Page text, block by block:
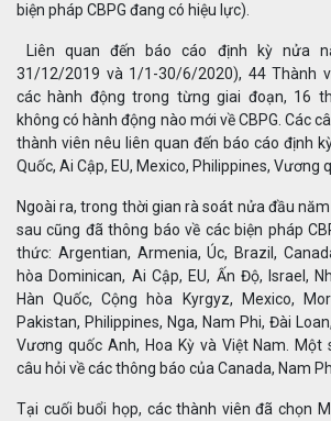
biện pháp CBPG đang có hiệu lực).
Liên quan đến báo cáo định kỳ nửa
31/12/2019 và 1/1-30/6/2020), 44 Thành
các hành động trong từng giai đoạn, 16
không có hành động nào mới về CBPG. Các
thành viên nêu liên quan đến báo cáo định
Quốc, Ai Cập, EU, Mexico, Philippines, Vương
Ngoài ra, trong thời gian rà soát nửa đầu
sau cũng đã thông báo về các biện pháp
thức: Argentian, Armenia, Úc, Brazil,
hòa Dominican, Ai Cập, EU, Ấn Độ, Israel,
Hàn Quốc, Cộng hòa Kyrgyz, Mexico,
Pakistan, Philippines, Nga, Nam Phi, Đài
Vương quốc Anh, Hoa Kỳ và Việt Nam.
câu hỏi về các thông báo của Canada, Nam
Tại cuối buổi họp, các thành viên đã chọn